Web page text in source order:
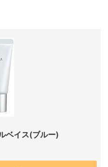
ベイス(ブルー)